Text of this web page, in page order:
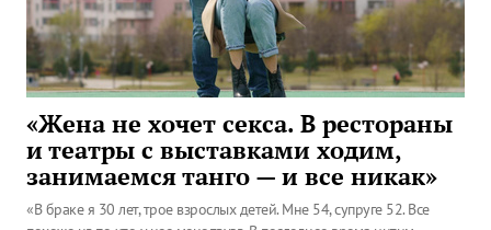
«Жена не хочет секса. В рестораны
и театры с выставками ходим,
занимаемся танго — и все никак»
«В браке я 30 лет, трое взрослых детей. Мне 54, супруге 52. Все